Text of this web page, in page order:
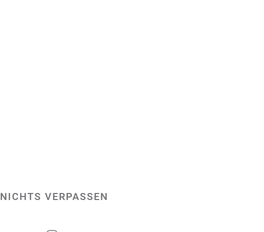
NICHTS VERPASSEN